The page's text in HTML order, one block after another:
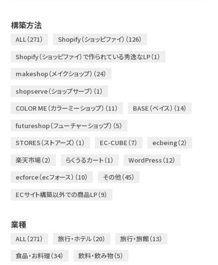
構築方法
ALL（271）
Shopify（ショッピファイ）（126）
Shopify（ショッピファイ）で作られている秀逸なLP（1）
makeshop（メイクショップ）（24）
shopserve（ショップサーブ）（1）
COLOR ME（カラーミーショップ）（11）
BASE（ベイス）（14）
futureshop（フューチャーショップ）（5）
STORES（ストアーズ）（1）
EC-CUBE（7）
ecbeing（2）
楽天市場（2）
らくうるカート（1）
WordPress（12）
ecforce（ecフォース）（10）
その他（45）
ECサイト構築以外での商品LP（9）
業種
ALL（271） 旅行・ホテル（20）
旅行・旅館（13）
食品・お料理（34）
飲料・飲み物（5）